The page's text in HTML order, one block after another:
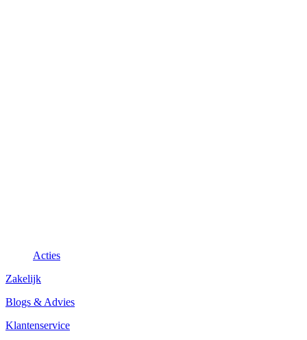
Acties
Zakelijk
Blogs & Advies
Klantenservice